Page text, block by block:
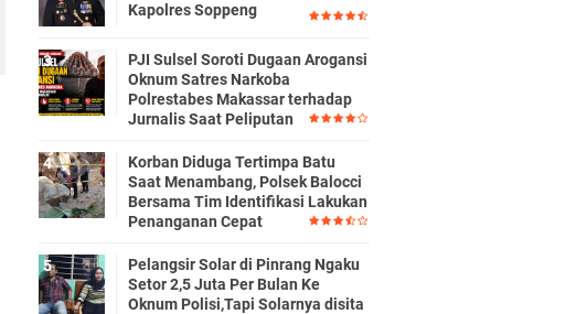
Kapolres Soppeng
PJI Sulsel Soroti Dugaan Arogansi
Oknum Satres Narkoba
Polrestabes Makassar terhadap
Jurnalis Saat Peliputan
Korban Diduga Tertimpa Batu
Saat Menambang, Polsek Balocci
Bersama Tim Identifikasi Lakukan
Penanganan Cepat
Pelangsir Solar di Pinrang Ngaku
Setor 2,5 Juta Per Bulan Ke
Oknum Polisi,Tapi Solarnya disita